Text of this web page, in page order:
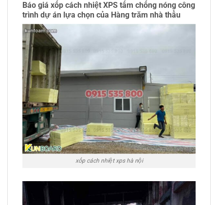
Báo giá xốp cách nhiệt XPS tấm chống nóng công
trình dự án lựa chọn của Hàng trăm nhà thầu
xốp cách nhiệt xps hà nội